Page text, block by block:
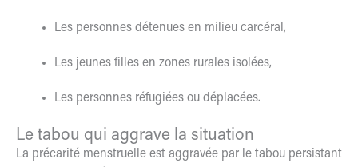
Les personnes détenues en milieu carcéral,
Les jeunes filles en zones rurales isolées,
Les personnes réfugiées ou déplacées.
Le tabou qui aggrave la situation
La précarité menstruelle est aggravée par le tabou persistant